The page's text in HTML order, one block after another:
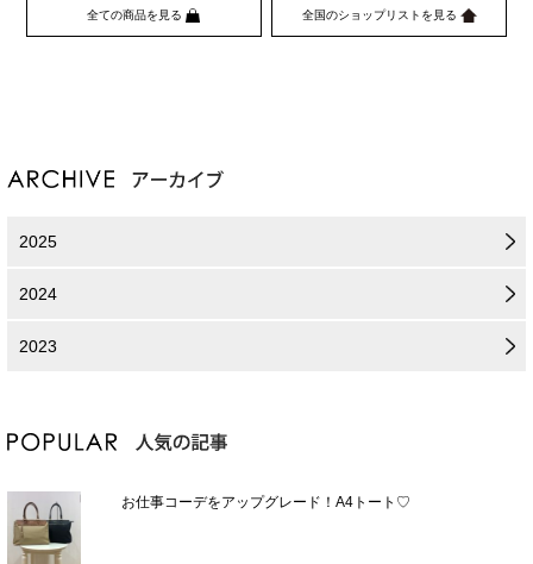
全ての商品を見る 全国のショップリストを見る
2025
2024
2023
お仕事コーデをアップグレード！A4トート♡